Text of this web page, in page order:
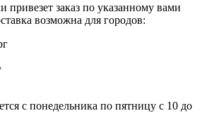
привезет заказ по указанному вами
возможна для городов:
с понедельника по пятницу с 10 до